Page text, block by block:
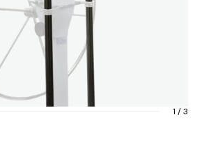
1 /3